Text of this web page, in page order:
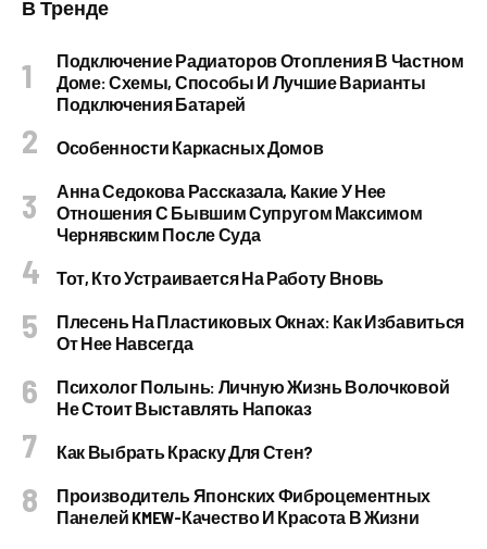
В Тренде
Подключение Радиаторов Отопления В Частном
Доме: Схемы, Способы И Лучшие Варианты
Подключения Батарей
Особенности Каркасных Домов
Анна Седокова Рассказала, Какие У Нее
Отношения С Бывшим Супругом Максимом
Чернявским После Суда
Тот, Кто Устраивается На Работу Вновь
Плесень На Пластиковых Окнах: Как Избавиться
От Нее Навсегда
Психолог Полынь: Личную Жизнь Волочковой
Не Стоит Выставлять Напоказ
Как Выбрать Краску Для Стен?
Производитель Японских Фиброцементных
Панелей KMEW-Качество И Красота В Жизни